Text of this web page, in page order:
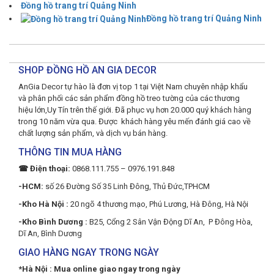
Đồng hồ trang trí Quảng Ninh
Đồng hồ trang trí Quảng Ninh
SHOP ĐỒNG HỒ AN GIA DECOR
AnGia Decor tự hào là đơn vị top 1 tại Việt Nam chuyên nhập khẩu
và phân phối các sản phẩm đồng hồ treo tường của các thương
hiệu lớn,Uy Tín trên thế giới. Đã phục vụ hơn 20.000 quý khách hàng
trong 10 năm vừa qua. Được khách hàng yêu mến đánh giá cao về
chất lượng sản phẩm, và dịch vụ bán hàng.
THÔNG TIN MUA HÀNG
☎ Điện thoại: 0868.111.755 – 0976.191.848
-HCM: số 26 Đường Số 35 Linh Đông, Thủ Đức,TPHCM
-Kho Hà Nội : 20 ngõ 4 thương mạo, Phú Lương, Hà Đông, Hà Nội
-Kho Bình Dương : B25, Cổng 2 Sân Vận Động Dĩ An, P Đông Hòa,
Dĩ An, Bình Dương
GIAO HÀNG NGAY TRONG NGÀY
*Hà Nội : Mua online giao ngay trong ngày